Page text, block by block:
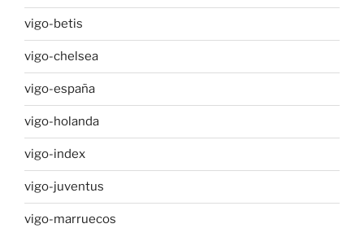
vigo-betis
vigo-chelsea
vigo-españa
vigo-holanda
vigo-index
vigo-juventus
vigo-marruecos